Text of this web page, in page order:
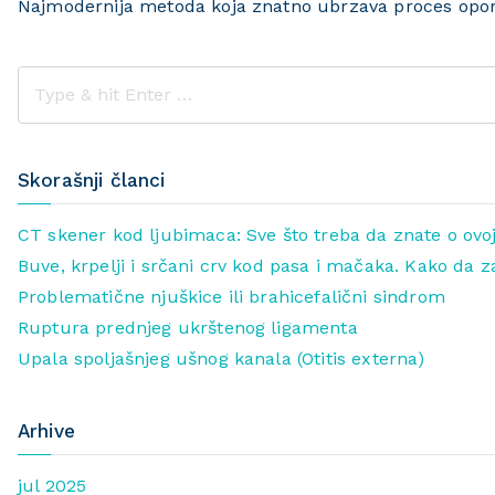
Najmodernija metoda koja znatno ubrzava proces
Skorašnji članci
CT skener kod ljubimaca: Sve što treba da znate o
Buve, krpelji i srčani crv kod pasa i mačaka. Kako da
Problematične njuškice ili brahicefalični sindrom
Ruptura prednjeg ukrštenog ligamenta
Upala spoljašnjeg ušnog kanala (Otitis externa)
Arhive
jul 2025